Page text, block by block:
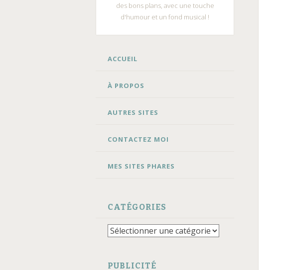
des bons plans, avec une touche
d'humour et un fond musical !
ALLER
CONTENU
ACCUEIL
À PROPOS
AUTRES SITES
CONTACTEZ MOI
MES SITES PHARES
CATÉGORIES
Catégories
PUBLICITÉ